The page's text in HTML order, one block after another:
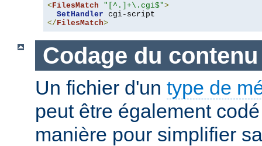
< FilesMatch "[^.]+\.cgi$">
SetHandler
</ FilesMatch>
Codage du contenu
Un fichier d'un type de
peut être également
manière pour simplifier